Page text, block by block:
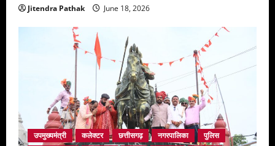
Jitendra Pathak June 18, 2026
उपमुख्यमंत्री कलेक्टर छत्तीसगढ़ नगरपालिका
पुलिस